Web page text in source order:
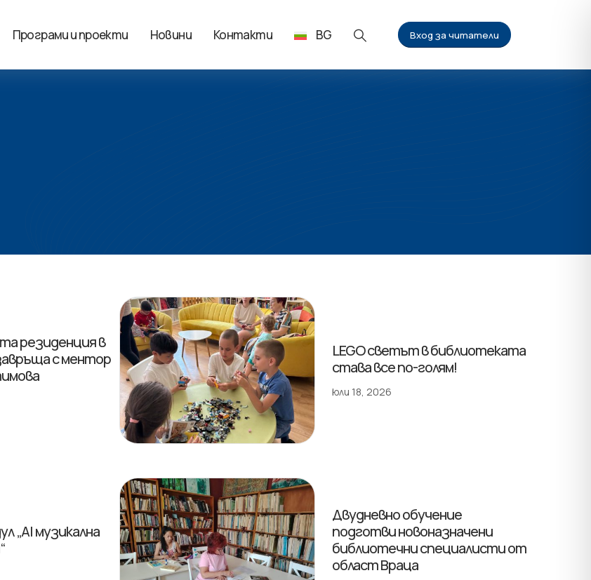
Програми и проекти Новини Контакти BG Вход за читатели
резиденция в
с ментор
LEGO светът в библиотеката
става все по-голям!
юли 18, 2026
„AI музикална
Двудневно обучение
подготви новоназначени
библиотечни специалисти от
област Враца